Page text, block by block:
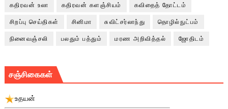
கதிரவன் உலா கதிரவன் களஞ்சியம் கவிதைத் தோட்டம்
சிறப்பு செய்திகள் சினிமா சுவிட்சர்லாந்து தொழில்நுட்பம்
நினைவஞ்சலி பலதும் பத்தும் மரண அறிவித்தல் ஜோதிடம்
சஞ்சிகைகள்
உதயன்